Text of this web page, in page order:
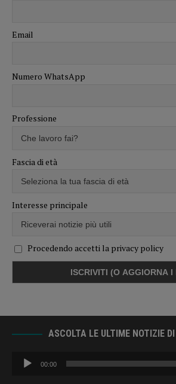
Email
Numero WhatsApp
Professione
Fascia di età
Interesse principale
Procedendo accetti la privacy policy
ASCOLTA LE ULTIME NOTIZIE
Audio
Player
00:00